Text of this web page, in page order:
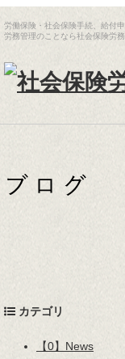
労働保険・社会保険手続、給付
労務管理のことなら社会保険労
カテゴリ
【0】News